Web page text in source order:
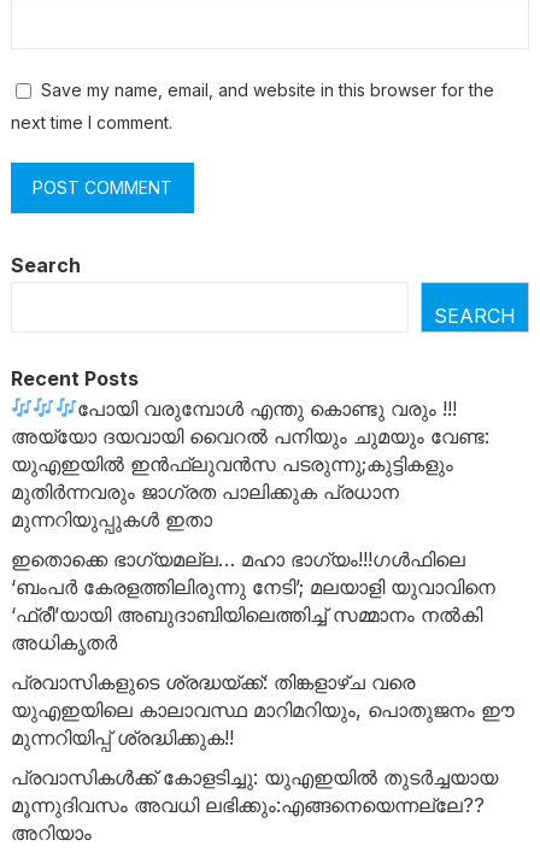
Save my name, email, and website in this browser for the
next time I comment.
Search
SEARCH
Recent Posts
പോയി വരുമ്പോൾ എന്തു കൊണ്ടു വരും !!!
അയ്യോ ദയവായി വൈറൽ പനിയും ചുമയും വേണ്ട:
യുഎഇയിൽ ഇൻഫ്ലുവൻസ പടരുന്നു;കുട്ടികളും
മുതിർന്നവരും ജാഗ്രത പാലിക്കുക പ്രധാന
മുന്നറിയുപ്പുകൾ ഇതാ
ഇതൊക്കെ ഭാഗ്യമല്ല… മഹാ ഭാഗ്യം!!!ഗൾഫിലെ
‘ബംപർ കേരളത്തിലിരുന്നു നേടി’; മലയാളി യുവാവിനെ
‘ഫ്രീ’യായി അബുദാബിയിലെത്തിച്ച് സമ്മാനം നൽകി
അധികൃതർ
പ്രവാസികളുടെ ശ്രദ്ധയ്ക്ക്: തിങ്കളാഴ്ച വരെ
യുഎഇയിലെ കാലാവസ്ഥ മാറിമറിയും, പൊതുജനം ഈ
മുന്നറിയിപ്പ് ശ്രദ്ധിക്കുക!!
പ്രവാസികൾക്ക് കോളടിച്ചു: യുഎഇയിൽ തുടർച്ചയായ
മൂന്നുദിവസം അവധി ലഭിക്കും:എങ്ങനെയെന്നല്ലേ??
അറിയാം